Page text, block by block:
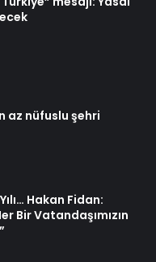
az nüfuslu şehri
Hakan Fidan:
Bir Vatandaşımızın